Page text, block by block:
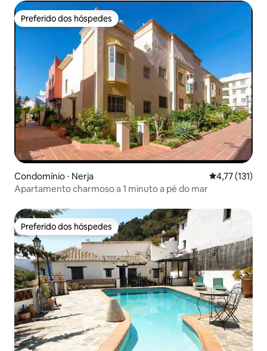
Preferido dos hóspedes
Preferido dos hóspedes
Condomínio ⋅ Nerja 4,77 de uma
4,77 (131)
Apartamento charmoso a 1 minuto a pé do mar
Preferido dos hóspedes
Preferido dos hóspedes